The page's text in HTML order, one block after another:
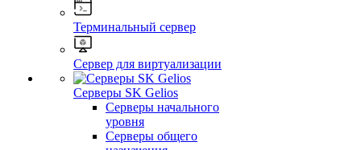
Терминальный сервер
Сервер для виртуализации
Серверы SK Gelios
Серверы начального
уровня
Серверы общего